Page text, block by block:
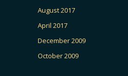
August 2017
April 2017
December 2009
October 2009